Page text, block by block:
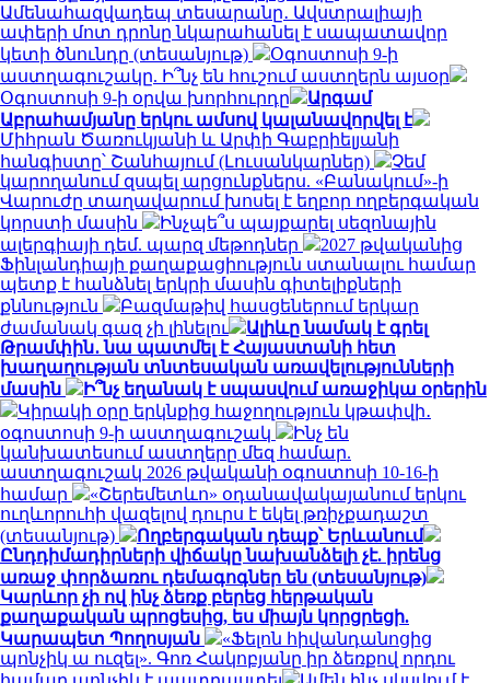
Ամենահազվադեպ տեսարանը․ Ավստրալիայի
ափերի մոտ դրոնը նկարահանել է սապատավոր
կետի ծնունդը (տեսանյութ)
Օգոստոսի 9-ի
աստղագուշակը. Ի՞նչ են հուշում աստղերն այսօր
Օգոստոսի 9-ի օրվա խորհուրդը
Արգամ
Աբրահամյանը երկու ամսով կալանավորվել է
Միհրան Ծառուկյանի և Արփի Գաբրիելյանի
հանգիստը՝ Շանհայում (Լուսանկարներ)
Չեմ
կարողանում զսպել արցունքներս. «Բանակում»-ի
Վարուժը տաղավարում խոսել է եղբոր ողբերգական
կորստի մասին
Ինչպե՞ս պայքարել սեզոնային
ալերգիայի դեմ. պարզ մեթոդներ
2027 թվականից
Ֆինլանդիայի քաղաքացիություն ստանալու համար
պետք է հանձնել երկրի մասին գիտելիքների
քննություն
Բազմաթիվ հասցեներում երկար
ժամանակ գազ չի լինելու
Ալիևը նամակ է գրել
Թրամփին․ նա պատմել է Հայաստանի հետ
խաղաղության տնտեսական առավելությունների
մասին
Ի՞նչ եղանակ է սպասվում առաջիկա օրերին
Կիրակի օրը երկնքից հաջողություն կթափվի․
օգոստոսի 9-ի աստղագուշակ
Ինչ են
կանխատեսում աստղերը մեզ համար.
աստղագուշակ 2026 թվականի օգոստոսի 10-16-ի
համար
«Շերեմետևո» օդանավակայանում երկու
ուղևորուհի վազելով դուրս է եկել թռիչքադաշտ
(տեսանյութ)
Ողբերգական դեպք՝ Երևանում
Ընդդիմադիրների վիճակը նախանձելի չէ. իրենց
առաջ փորձառու դեմագոգներ են (տեսանյութ)
Կարևոր չի ով ինչ ձեռք բերեց հերթական
քաղաքական պրոցեսից, ես միայն կորցրեցի.
Կարապետ Պողոսյան
«Ֆելոն հիվանդանոցից
պոնչիկ ա ուզել». Գոռ Հակոբյանը իր ձեռքով որդու